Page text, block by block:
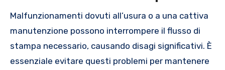
Malfunzionamenti dovuti all’usura o a una cattiva
manutenzione possono interrompere il flusso di
stampa necessario, causando disagi significativi. È
essenziale evitare questi problemi per mantenere